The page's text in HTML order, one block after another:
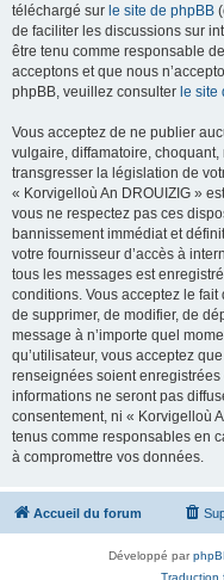
téléchargé sur le site de phpBB
de faciliter les discussions sur
être tenu comme responsable
acceptons et que nous
phpBB, veuillez consulter le site
Vous acceptez de ne publier
vulgaire, diffamatoire,
transgresser la législation de
« Korvigelloù An DROUIZIG »
vous ne respectez pas ces
bannissement immédiat et
votre fournisseur d’accès à
tous les messages est
conditions. Vous acceptez le
de supprimer, de modifier, de
message à n’importe quel
qu’utilisateur, vous acceptez
renseignées soient
informations ne seront pas
consentement, ni « Korvigelloù
tenus comme responsables en
à compromettre vos données.
Accueil du forum
Développé par
Traduction